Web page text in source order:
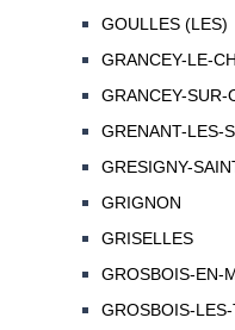
GOULLES (LES)
GRANCEY-LE-
GRANCEY-SUR-
GRENANT-LES-
GRESIGNY-
GRIGNON
GRISELLES
GROSBOIS-EN-
GROSBOIS-